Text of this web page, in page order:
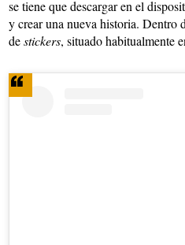
se tiene que descargar en el
y crear una nueva historia. Dentro
destickers, situado habitualmente